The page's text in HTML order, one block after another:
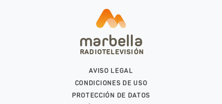
marbella
RADIOTELEVISIÓN
AVISO LEGAL
CONDICIONES DE USO
PROTECCIÓN DE DATOS